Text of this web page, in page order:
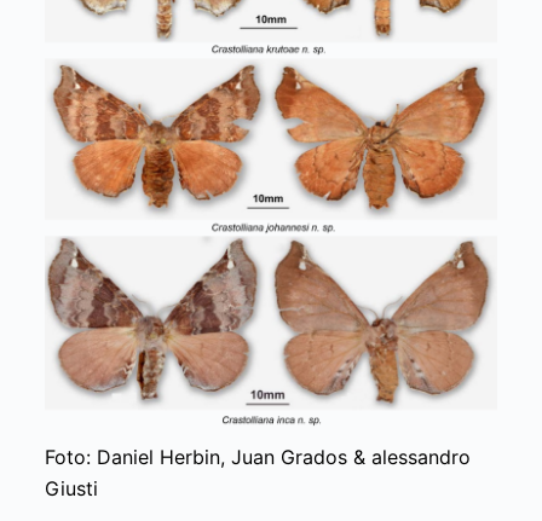
Foto: Daniel Herbin, Juan Grados & alessandro
Giusti